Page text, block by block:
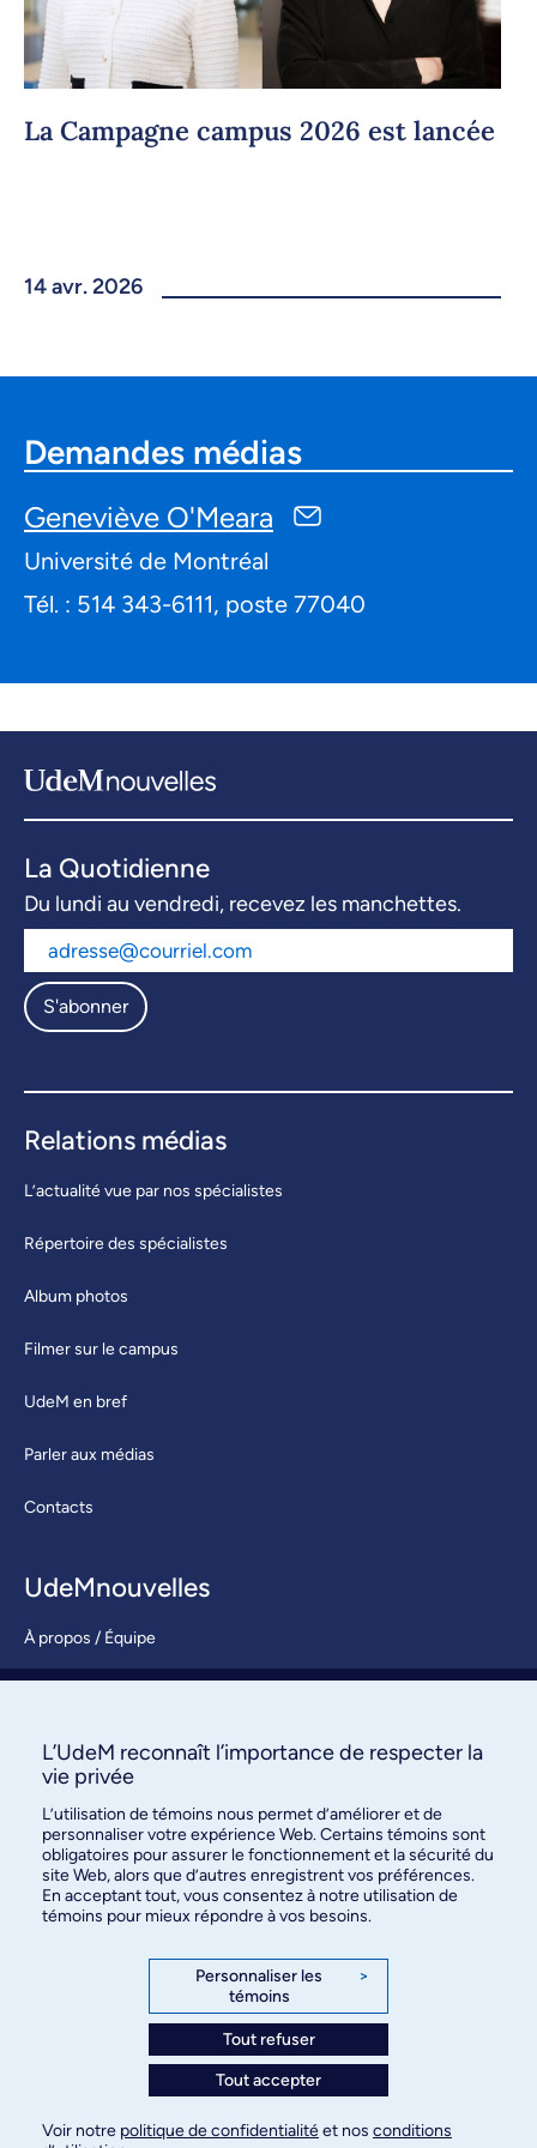
La Campagne campus 2026 est lancée
14 avr. 2026
Demandes médias
Geneviève O'Meara
Université de Montréal
Tél. : 514 343-6111, poste 77040
La Quotidienne
Du lundi au vendredi, recevez les manchettes.
S'abonner
Relations médias
L’actualité vue par nos spécialistes
Répertoire des spécialistes
Album photos
Filmer sur le campus
UdeM en bref
Parler aux médias
Contacts
UdeMnouvelles
À propos / Équipe
S’abonner
des relations publiques
3744, rue Jean-Brillant, bureau 490
Montréal (Québec) H3T 1P1
Paramètres des témoins
L’UdeM reconnaît l’importance de respecter la
vie privée
L’utilisation de témoins nous permet d’améliorer et de
personnaliser votre expérience Web. Certains témoins sont
obligatoires pour assurer le fonctionnement et la sécurité du
site Web, alors que d’autres enregistrent vos préférences.
En acceptant tout, vous consentez à notre utilisation de
témoins pour mieux répondre à vos besoins.
Personnaliser les
témoins
>
Tout refuser
Tout accepter
Voir notre politique de confidentialitéet nos conditions